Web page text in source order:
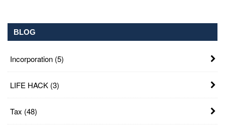
BLOG
Incorporation (5)
LIFE HACK (3)
Tax (48)